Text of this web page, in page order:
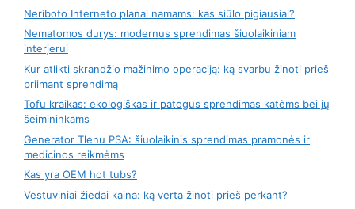
Neriboto Interneto planai namams: kas siūlo pigiausiai?
Nematomos durys: modernus sprendimas šiuolaikiniam
interjerui
Kur atlikti skrandžio mažinimo operaciją: ką svarbu žinoti prieš
priimant sprendimą
Tofu kraikas: ekologiškas ir patogus sprendimas katėms bei jų
šeimininkams
Generator Tlenu PSA: šiuolaikinis sprendimas pramonės ir
medicinos reikmėms
Kas yra OEM hot tubs?
Vestuviniai žiedai kaina: ką verta žinoti prieš perkant?